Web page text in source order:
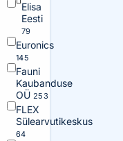
Elisa
Eesti
79
Euronics
145
Fauni
Kaubanduse
OÜ 253
FLEX
Sülearvutikeskus
64